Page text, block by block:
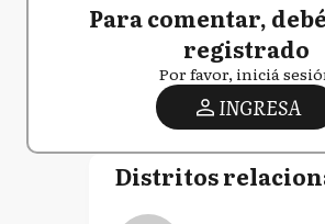
Para comentar,
registrado
Por favor, iniciá
INGRESA
Distritos